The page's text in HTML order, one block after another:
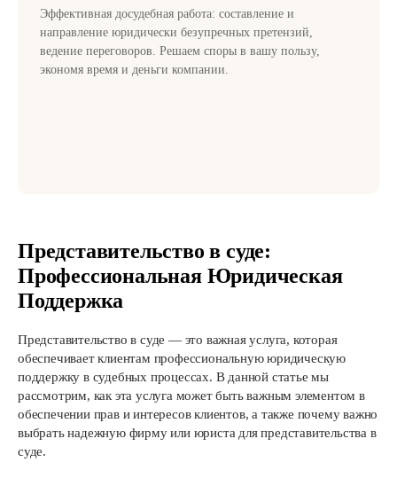
Эффективная досудебная работа: составление и
направление юридически безупречных претензий,
ведение переговоров. Решаем споры в вашу пользу,
экономя время и деньги компании.
Представительство в суде:
Профессиональная Юридическая
Поддержка
Представительство в суде — это важная услуга, которая
обеспечивает клиентам профессиональную юридическую
поддержку в судебных процессах. В данной статье мы
рассмотрим, как эта услуга может быть важным элементом в
обеспечении прав и интересов клиентов, а также почему важно
выбрать надежную фирму или юриста для представительства в
суде.